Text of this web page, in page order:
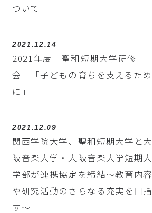
ついて
2021.12.14
2021年度 聖和短期大学研修
会 「子どもの育ちを支えるため
に」
2021.12.09
関西学院大学、聖和短期大学と大
阪音楽大学・大阪音楽大学短期大
学部が連携協定を締結～教育内容
や研究活動のさらなる充実を目指
す～